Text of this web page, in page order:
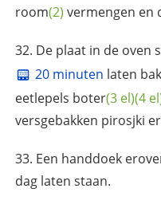
room(2) vermengen en
De plaat in de oven
20 minuten laten
eetlepels boter(3 el)(4
versgebakken pirosjki
Een handdoek
dag laten staan.